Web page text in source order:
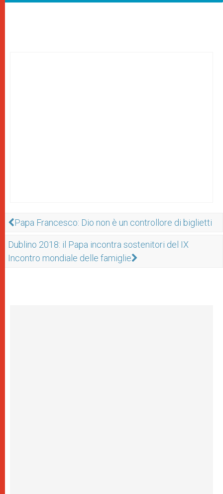
Papa Francesco: Dio non è un controllore di biglietti
Dublino 2018: il Papa incontra sostenitori del IX
Incontro mondiale delle famiglie